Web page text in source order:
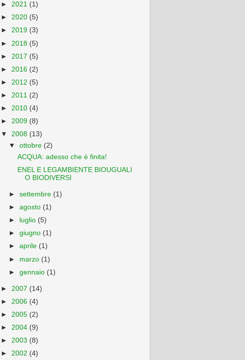
► 2021 (1)
► 2020 (5)
► 2019 (3)
► 2018 (5)
► 2017 (5)
► 2016 (2)
► 2012 (5)
► 2011 (2)
► 2010 (4)
► 2009 (8)
▼ 2008 (13)
▼ottobre (2)
ACQUA: adesso che è finita!
ENEL E LEGAMBIENTE BIOUGUALI
O BIODIVERSI
►settembre (1)
►agosto (1)
►
luglio (5)
►giugno (1)
►aprile (1)
► marzo (1)
►gennaio (1)
► 2007 (14)
► 2006 (4)
► 2005 (2)
► 2004 (9)
► 2003 (8)
► 2002 (4)